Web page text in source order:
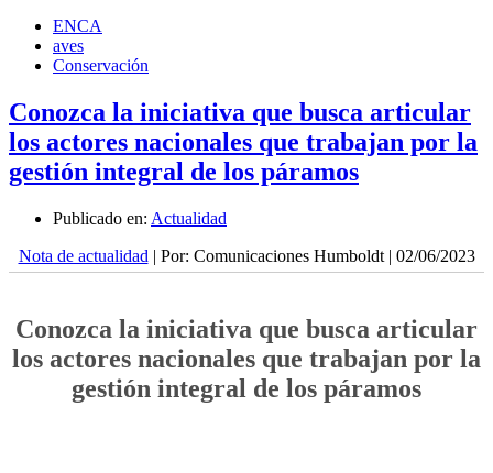
ENCA
aves
Conservación
Conozca la iniciativa que busca articular
los actores nacionales que trabajan por la
gestión integral de los páramos
Publicado en: Actualidad
Nota de actualidad | Por: Comunicaciones Humboldt | 02/06/2023
Conozca la iniciativa que busca articular
los actores nacionales que trabajan por la
gestión integral de los páramos